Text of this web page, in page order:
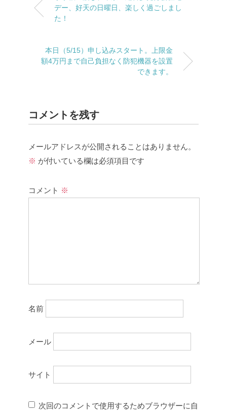
デー、好天の日曜日、楽しく過ごしまし
た！
本日（5/15）申し込みスタート。上限金
額4万円まで自己負担なく防犯機器を設置
できます。
コメントを残す
メールアドレスが公開されることはありません。
※ が付いている欄は必須項目です
コメント ※
名前
メール
サイト
次回のコメントで使用するためブラウザーに自